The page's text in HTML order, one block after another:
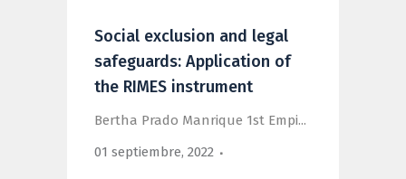
Social exclusion and legal
safeguards: Application of
the RIMES instrument
Bertha Prado Manrique 1st Empi...
01 septiembre, 2022